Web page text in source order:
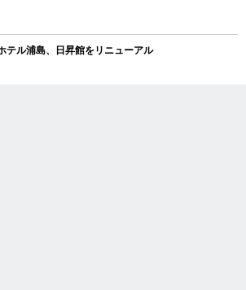
ル浦島、日昇館をリニューアル